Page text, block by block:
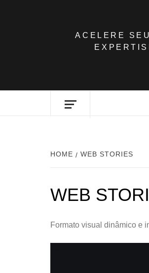
ACELERE
HOME WEB STORIES
WEB
Formato visual dinâmico e